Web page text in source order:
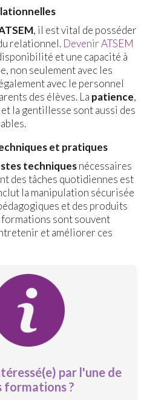
, il est vital de posséder
relationnel. Devenir ATSEM
et une capacité à
non seulement avec les
avec le personnel
des élèves. La patience,
la gentillesse sont aussi des
et pratiques
techniquesnécessaires
des tâches quotidiennes est
la manipulation sécurisée
et des produits
formations sont souvent
et améliorer ces
par l'une de
formations ?